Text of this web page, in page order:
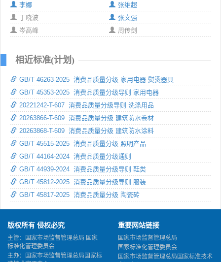
李娜
张维超
丁晓波
张文强
岑高峰
周传剑
相近标准(计划)
GB/T 46263-2025 消费品质量分级 家用电器 熨烫器具
GB/T 45353-2025 消费品质量分级导则 家用电器
20221242-T-607 消费品质量分级导则 洗涤用品
20263866-T-609 消费品质量分级 建筑防水卷材
20263868-T-609 消费品质量分级 建筑防水涂料
GB/T 45515-2025 消费品质量分级 照明产品
GB/T 44164-2024 消费品质量分级通则
GB/T 44939-2024 消费品质量分级导则 鞋类
GB/T 45812-2025 消费品质量分级导则 服装
GB/T 45817-2025 消费品质量分级 陶瓷砖
版权所有 侵权必究
主管：国家市场监督管理总局 国家
标准化管理委员会
主办：国家市场监督管理总局国家标
重要网站链接
国家市场监督管理总局
国家标准化管理委员会
国家市场监督管理总局国家标准技术